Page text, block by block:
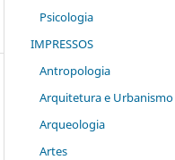
Psicologia
IMPRESSOS
Antropologia
Arquitetura e Urbanismo
Arqueologia
Artes